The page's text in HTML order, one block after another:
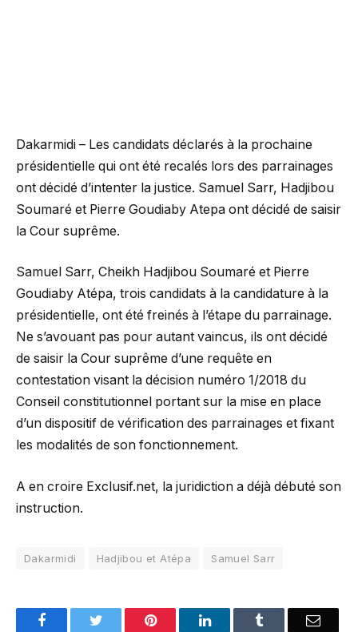
Dakarmidi – Les candidats déclarés à la prochaine
présidentielle qui ont été recalés lors des parrainages
ont décidé d’intenter la justice. Samuel Sarr, Hadjibou
Soumaré et Pierre Goudiaby Atepa ont décidé de saisir
la Cour suprême.
Samuel Sarr, Cheikh Hadjibou Soumaré et Pierre
Goudiaby Atépa, trois candidats à la candidature à la
présidentielle, ont été freinés à l’étape du parrainage.
Ne s’avouant pas pour autant vaincus, ils ont décidé
de saisir la Cour suprême d’une requête en
contestation visant la décision numéro 1/2018 du
Conseil constitutionnel portant sur la mise en place
d’un dispositif de vérification des parrainages et fixant
les modalités de son fonctionnement.
A en croire Exclusif.net, la juridiction a déjà débuté son
instruction.
Dakarmidi Hadjibou et Atépa Samuel Sarr
FacebookTwitter Pinterest LinkedInTumblr Email